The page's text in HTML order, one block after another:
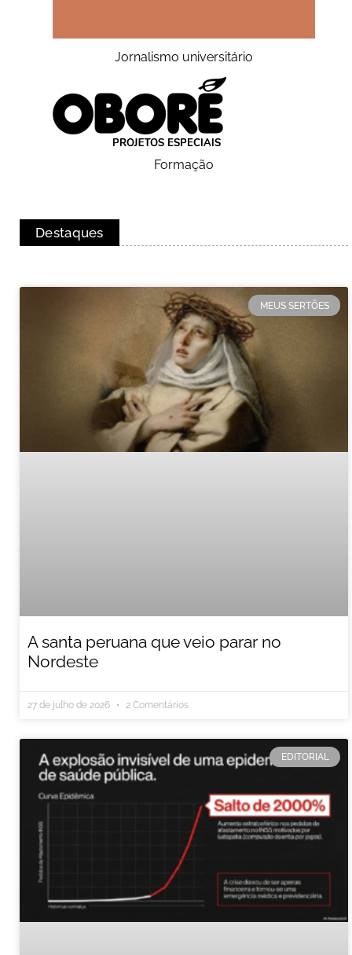
Jornalismo universitário
Formação
Destaques
MEUS SERTÕES
A santa peruana que veio parar no
Nordeste
27 de julho de 2026 2 Comentários
EDITORIAL